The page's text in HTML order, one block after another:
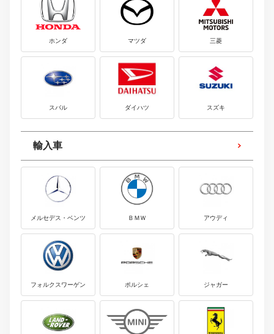
ホンダ マツダ 三菱
スバル ダイハツ スズキ
輸入車
メルセデス・ベンツ ＢＭＷ アウディ
フォルクスワーゲン ポルシェ ジャガー